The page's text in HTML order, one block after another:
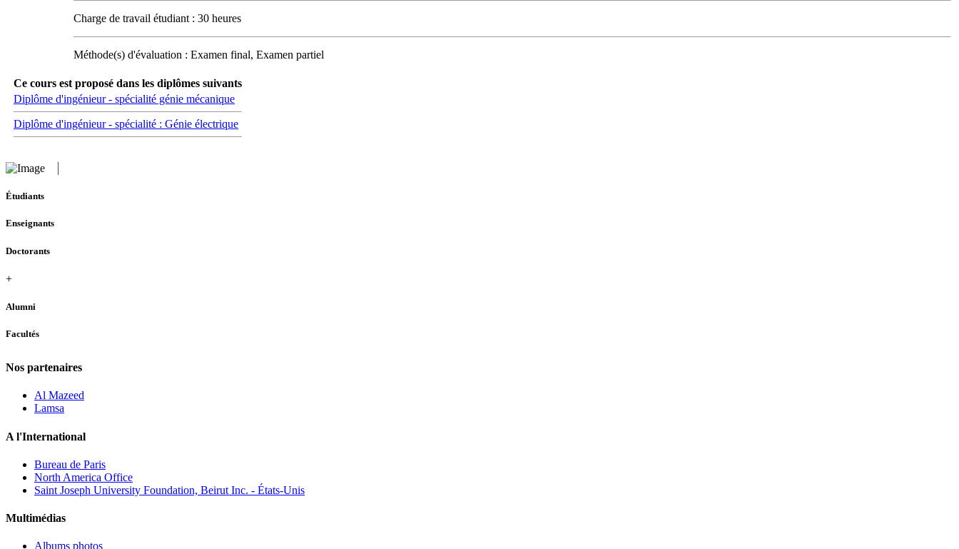
Charge de travail étudiant : 30 heures
Méthode(s) d'évaluation : Examen final, Examen partiel
Ce cours est proposé dans les diplômes suivants
Diplôme d'ingénieur - spécialité génie mécanique
Diplôme d'ingénieur - spécialité : Génie électrique
Étudiants
Enseignants
Doctorants
+
Alumni
Facultés
Nos partenaires
Al Mazeed
Lamsa
A l'International
Bureau de Paris
North America Office
Saint Joseph University Foundation, Beirut Inc. - États-Unis
Multimédias
Albums photos